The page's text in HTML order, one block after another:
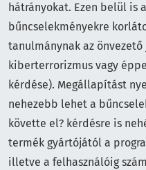
hátrányokat. Ezen belül is
bűncselekményekre
tanulmánynak az önvezető
kiberterrorizmus vagy
kérdése). Megállapítást
nehezebb lehet a
követte el? kérdésre is
termék gyártójától a
illetve a felhasználóig